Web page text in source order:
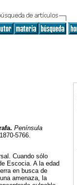
Península
5766.
Cuando sólo
Escocia. A la edad
en busca de
amenaza, la